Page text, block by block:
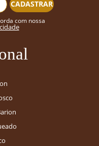
CADASTRAR
com nossa